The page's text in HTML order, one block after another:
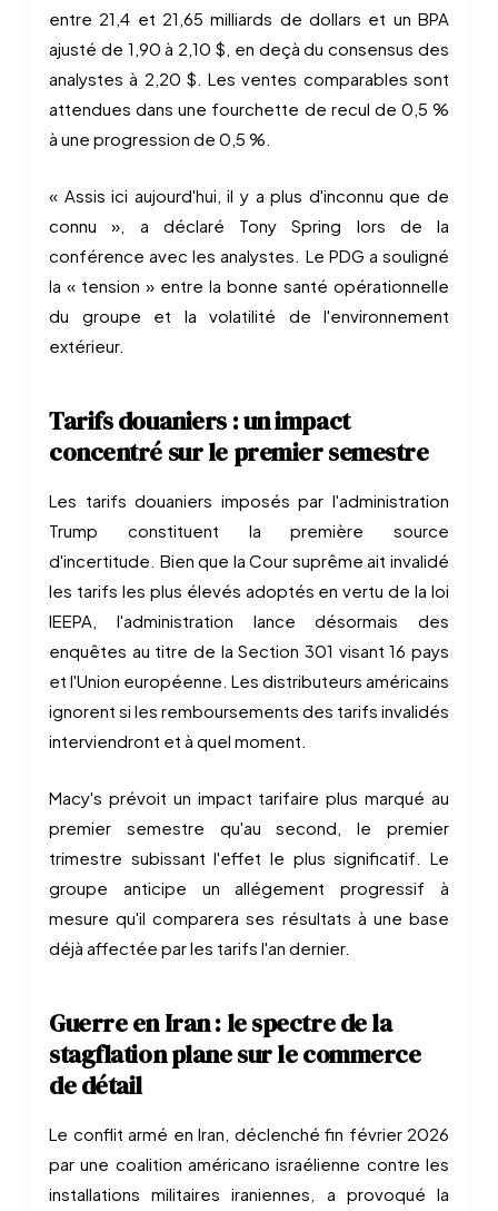
entre 21,4 et 21,65 milliards de dollars et un BPA
ajusté de 1,90 à 2,10 $, en deçà du consensus des
analystes à 2,20 $. Les ventes comparables sont
attendues dans une fourchette de recul de 0,5 %
à une progression de 0,5 %.
« Assis ici aujourd'hui, il y a plus d'inconnu que de
connu », a déclaré Tony Spring lors de la
conférence avec les analystes. Le PDG a souligné
la « tension » entre la bonne santé opérationnelle
du groupe et la volatilité de l'environnement
extérieur.
Tarifs douaniers : un impact
concentré sur le premier semestre
Les tarifs douaniers imposés par l'administration
Trump constituent la première source
d'incertitude. Bien que la Cour suprême ait invalidé
les tarifs les plus élevés adoptés en vertu de la loi
IEEPA, l'administration lance désormais des
enquêtes au titre de la Section 301 visant 16 pays
et l'Union européenne. Les distributeurs américains
ignorent si les remboursements des tarifs invalidés
interviendront et à quel moment.
Macy's prévoit un impact tarifaire plus marqué au
premier semestre qu'au second, le premier
trimestre subissant l'effet le plus significatif. Le
groupe anticipe un allégement progressif à
mesure qu'il comparera ses résultats à une base
déjà affectée par les tarifs l'an dernier.
Guerre en Iran : le spectre de la
stagflation plane sur le commerce
de détail
Le conflit armé en Iran, déclenché fin février 2026
par une coalition américano israélienne contre les
installations militaires iraniennes, a provoqué la